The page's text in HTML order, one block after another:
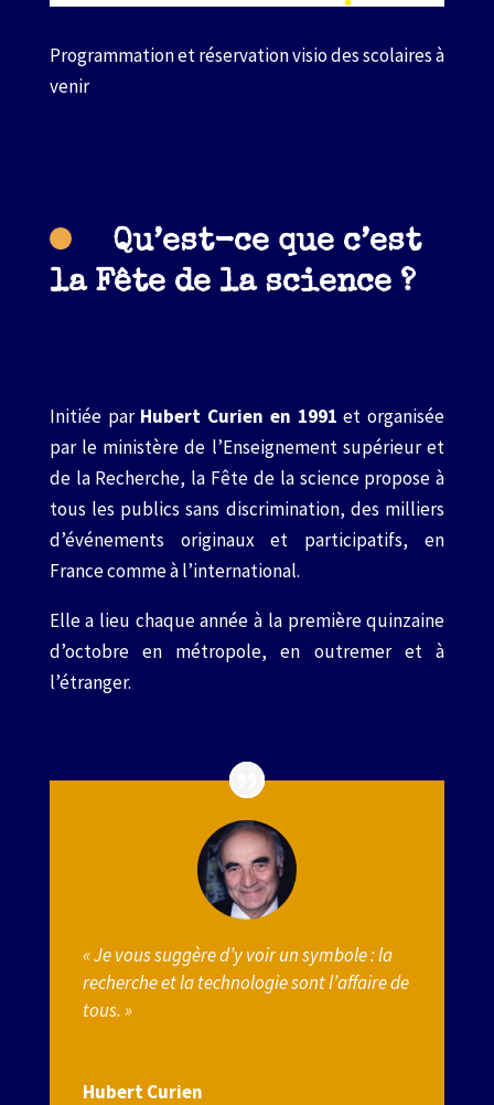
Programmation et réservation visio des scolaires à
venir
Qu’est-ce que c’est
la Fête de la science ?
Initiée par Hubert Curien en 1991 et organisée
par le ministère de l’Enseignement supérieur et
de la Recherche, la Fête de la science propose à
tous les publics sans discrimination, des milliers
d’événements originaux et participatifs, en
France comme à l’international.
Elle a lieu chaque année à la première quinzaine
d’octobre en métropole, en outremer et à
l’étranger.
« Je vous suggère d’y voir un symbole : la
recherche et la technologie sont l’affaire de
tous. »
Hubert Curien